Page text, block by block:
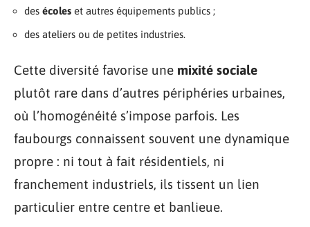
des écoles et autres équipements publics ;
des ateliers ou de petites industries.
Cette diversité favorise une mixité sociale
plutôt rare dans d’autres périphéries urbaines,
où l’homogénéité s’impose parfois. Les
faubourgs connaissent souvent une dynamique
propre : ni tout à fait résidentiels, ni
franchement industriels, ils tissent un lien
particulier entre centre et banlieue.